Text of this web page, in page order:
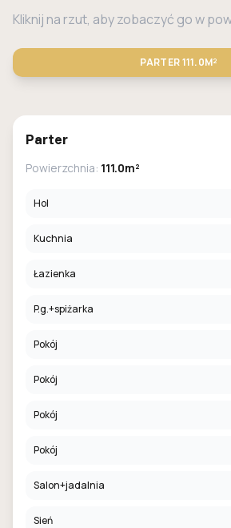
Kliknij na rzut, aby zobaczyć go w
PARTER111.0M²
Parter
Powierzchnia: 111.0m²
Hol
Kuchnia
Łazienka
P.g.+spiżarka
Pokój
Pokój
Pokój
Pokój
Salon+jadalnia
Sień